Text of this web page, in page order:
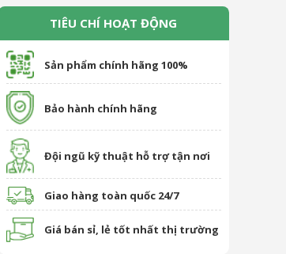
TIÊU CHÍ HOẠT ĐỘNG
Sản phẩm chính hãng 100%
Bảo hành chính hãng
Đội ngũ kỹ thuật hỗ trợ tận nơi
Giao hàng toàn quốc 24/7
Giá bán sỉ, lẻ tốt nhất thị trường